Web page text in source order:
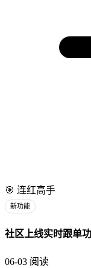
🎯 连红高手
新功能
社区上线实时跟单
06-03 阅读